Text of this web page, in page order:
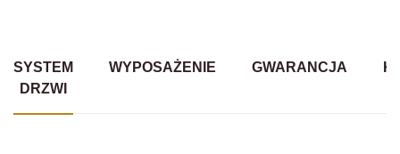
SYSTEM
DRZWI
WYPOSAŻENIE GWARANCJA